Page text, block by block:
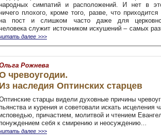
народных симпатий и расположений. И нет в
ничего плохого, кроме того, разве, что приходится
на пост и слишком часто даже для
служит источником искушений
далее >>>
Рожнева
чревоугодии.
Из наследия Оптинских старцев
старцы видели духовные причины
пьянства и курения и советовали искать исцеления
исповедью, причастием, молитвой и чтением
понуждением себя к смирению и неосуждению...
далее >>>